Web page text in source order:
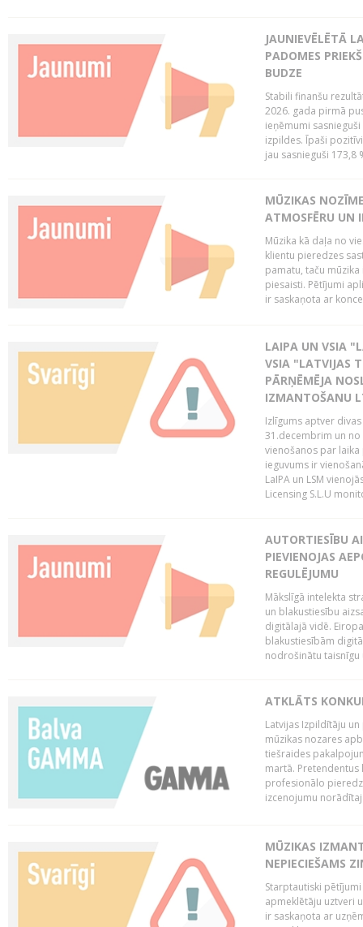
JAUNIEVĒLĒTĀ
PADOMES
BUDZE
Stabili finanšu
2026. gada pirmā
ieņēmumi
izpildes. Īpaši
jau sasnieguši 173,8
MŪZIKAS
ATMOSFĒRU UN
Mūzika kā daļa no
klientu pieredzes
pamatu, taču
piesaisti. Pētījumi
ir saskaņota ar
LAIPA UN VSIA
VSIA "LATVIJAS
PĀRŅĒMĒJA
IZMANTOŠANU
Izlīgums aptver
31.decembrim un no
vienošanos par
ieguvums ir
LaIPA un LSM
Licensing S.L.U
AUTORTIESĪBU
PIEVIENOJAS
REGULĒJUMU
Mākslīgā intelekta
un blakustiesību
digitālajā vidē.
blakustiesībām
nodrošinātu taisnīgu
ATKLĀTS
Latvijas Izpildītāju
mūzikas nozares
tiešraides
martā. Pretendentus
profesionālo
izcenojumu
MŪZIKAS
NEPIECIEŠAMS
Starptautiski
apmeklētāju uztveri
ir saskaņota ar